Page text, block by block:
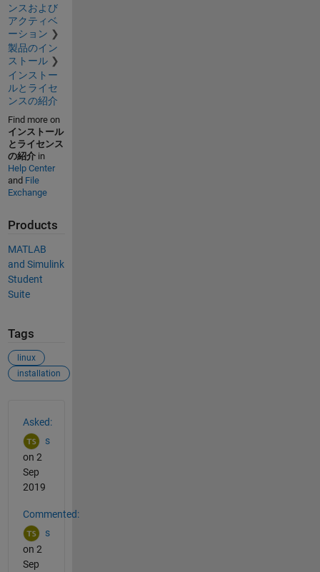
ンスおよび
アクティベ
ーション
製品のイン
ストール
インストー
ルとライセ
ンスの紹介
Find more on
インストール
とライセンス
の紹介in
Help Center
and File
Exchange
Products
MATLAB
and Simulink
Student
Suite
Tags
linux
installation
Asked:
s
on 2
Sep
2019
Commented:
s
on 2
Sep